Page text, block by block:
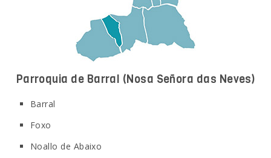
Parroquia de Barral (Nosa Señora das Neves)
Barral
Foxo
Noallo de Abaixo